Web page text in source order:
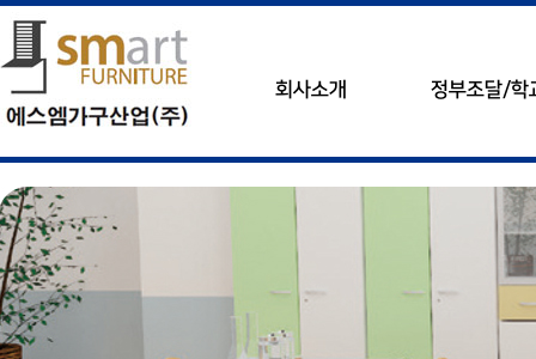
회사소개 정부조달/학